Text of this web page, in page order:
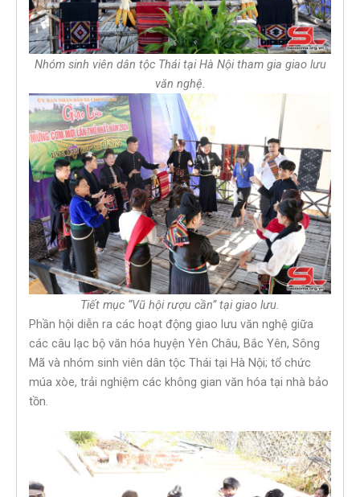
Nhóm sinh viên dân tộc Thái tại Hà Nội tham gia giao lưu
văn nghệ.
Tiết mục “Vũ hội rượu cần” tại giao lưu.
Phần hội diễn ra các hoạt động giao lưu văn nghệ giữa
các câu lạc bộ văn hóa huyện Yên Châu, Bắc Yên, Sông
Mã và nhóm sinh viên dân tộc Thái tại Hà Nội; tổ chức
múa xòe, trải nghiệm các không gian văn hóa tại nhà bảo
tồn.